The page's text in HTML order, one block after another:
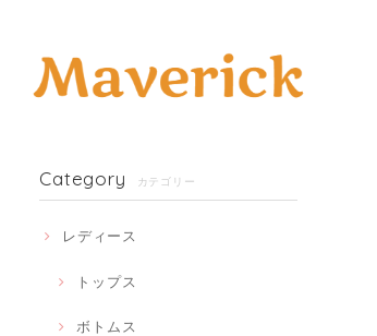
Category カテゴリー
レディース
トップス
ボトムス